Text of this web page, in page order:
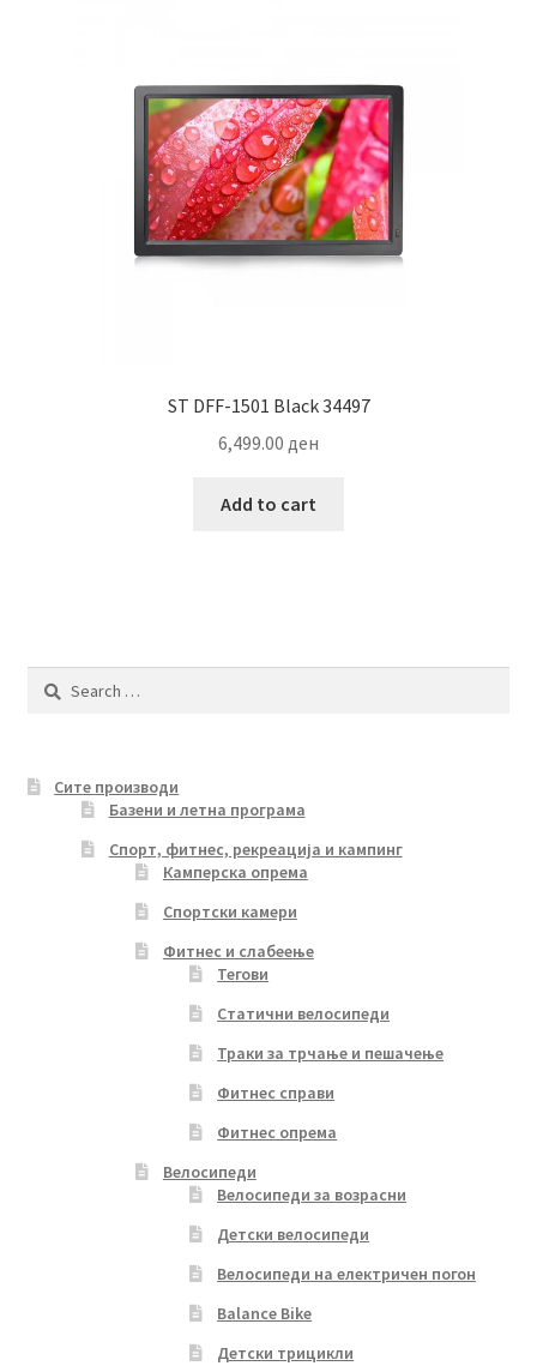
ST DFF-1501 Black 34497
6,499.00 ден
Add to cart
Search
Сите производи
Базени и летна програма
Спорт, фитнес, рекреација и кампинг
Камперска опрема
Спортски камери
Фитнес и слабеење
Тегови
Статични велосипеди
Траки за трчање и пешачење
Фитнес справи
Фитнес опрема
Велосипеди
Велосипеди за возрасни
Детски велосипеди
Велосипеди на електричен погон
Balance Bike
Детски трицикли